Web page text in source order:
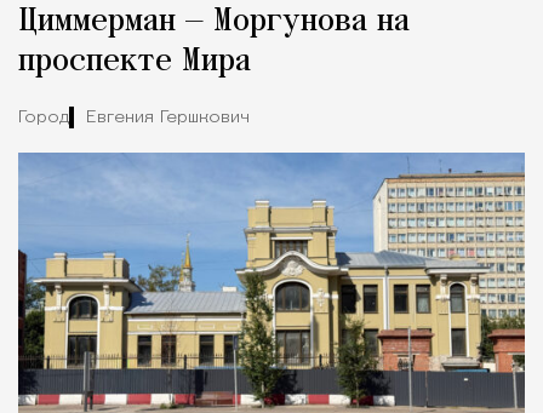
Циммерман — Моргунова на
проспекте Мира
Город Евгения Гершкович